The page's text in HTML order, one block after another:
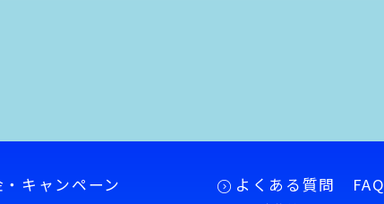
・キャンペーン よくある質問 FAQ